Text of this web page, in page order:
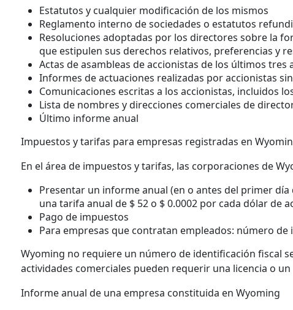
Estatutos y cualquier modificación de los mismos
Reglamento interno de sociedades o estatutos
Resoluciones adoptadas por los directores sobre la
que estipulen sus derechos relativos, preferencias y
Actas de asambleas de accionistas de los últimos tres
Informes de actuaciones realizadas por accionistas
Comunicaciones escritas a los accionistas, incluidos
Lista de nombres y direcciones comerciales de
Último informe anual
Impuestos y tarifas para empresas registradas en
En el área de impuestos y tarifas, las corporaciones de
Presentar un informe anual (en o antes del primer
una tarifa anual de $ 52 o $ 0.0002 por cada dólar de
Pago de impuestos
Para empresas que contratan empleados: número
Wyoming no requiere un número de identificación fiscal
actividades comerciales pueden requerir una licencia o
Informe anual de una empresa constituida en Wyoming